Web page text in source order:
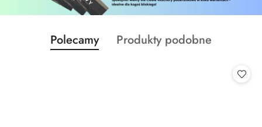
Pomiń karuzelę produktów
Produkty
o
Polecamy
Produkty
Produkty podobne